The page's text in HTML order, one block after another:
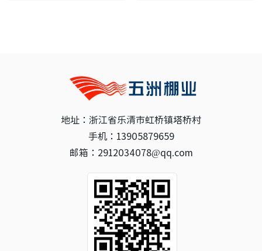
地址：浙江省乐清市虹桥镇塔桥村
手机：13905879659
邮箱：2912034078@qq.com